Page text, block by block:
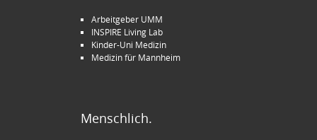
Arbeitgeber UMM
INSPIRE Living Lab
Kinder-Uni Medizin
Medizin für Mannheim
Menschlich.